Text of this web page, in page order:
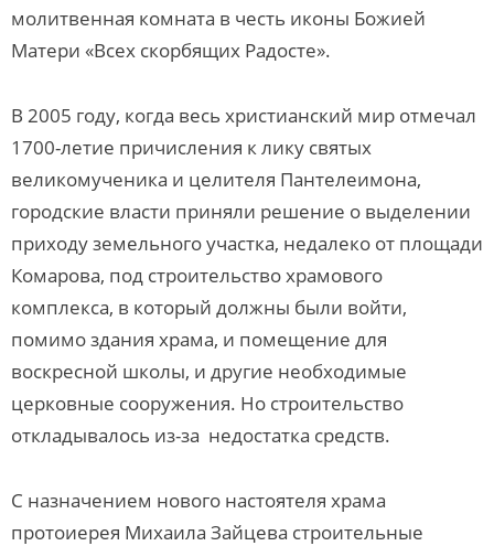
молитвенная комната в честь иконы Божией
Матери «Всех скорбящих Радосте».
В 2005 году, когда весь христианский мир отмечал
1700-летие причисления к лику святых
великомученика и целителя Пантелеимона,
городские власти приняли решение о выделении
приходу земельного участка, недалеко от площади
Комарова, под строительство храмового
комплекса, в который должны были войти,
помимо здания храма, и помещение для
воскресной школы, и другие необходимые
церковные сооружения. Но строительство
откладывалось из-за недостатка средств.
С назначением нового настоятеля храма
протоиерея Михаила Зайцева строительные